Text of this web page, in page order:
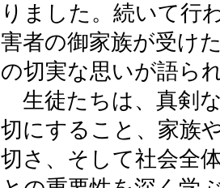
りました。続いて行
害者の御家族が受け
の切実な思いが語ら
生徒たちは、真剣
切にすること、家族
切さ、そして社会全